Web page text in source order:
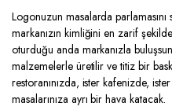
Logonuzun masalarda
markanızın kimliğini en zarif
oturduğu anda markanızla
malzemelerle üretilir ve titiz bir
restoranınızda, ister kafenizde,
masalarınıza ayrı bir hava katacak.